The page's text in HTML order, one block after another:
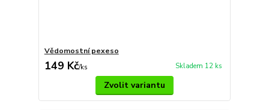
Vědomostní pexeso
149 Kč/ks Skladem 12 ks
Zvolit variantu